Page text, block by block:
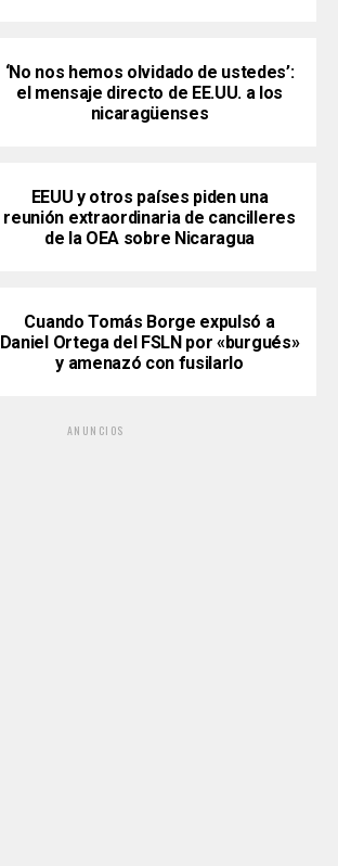
‘No nos hemos olvidado de ustedes’:
el mensaje directo de EE.UU. a los
nicaragüenses
EEUU y otros países piden una
reunión extraordinaria de cancilleres
de la OEA sobre Nicaragua
Cuando Tomás Borge expulsó a
Daniel Ortega del FSLN por «burgués»
y amenazó con fusilarlo
ANUNCIOS